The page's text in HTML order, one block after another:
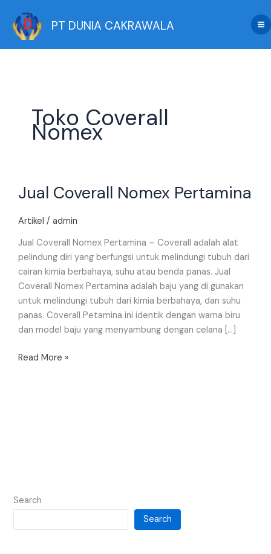
content
PT DUNIA CAKRAWALA
Toko Coverall
Nomex
Jual Coverall Nomex Pertamina
Artikel / admin
Jual Coverall Nomex Pertamina – Coverall adalah alat
pelindung diri yang berfungsi untuk melindungi tubuh dari
cairan kimia berbahaya, suhu atau benda panas. Jual
Coverall Nomex Pertamina adalah baju yang di gunakan
untuk melindungi tubuh dari kimia berbahaya, dan suhu
panas. Coverall Petamina ini identik dengan warna biru
dan model baju yang menyambung dengan celana […]
Coverall
Pertamina
Read More »
Search
Search